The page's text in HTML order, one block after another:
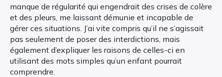
manque de régularité qui engendrait des crises de colère
et des pleurs, me laissant démunie et incapable de
gérer ces situations. J’ai vite compris qu’il ne s’agissait
pas seulement de poser des interdictions, mais
également d’expliquer les raisons de celles-ci en
utilisant des mots simples qu’un enfant pourrait
comprendre.